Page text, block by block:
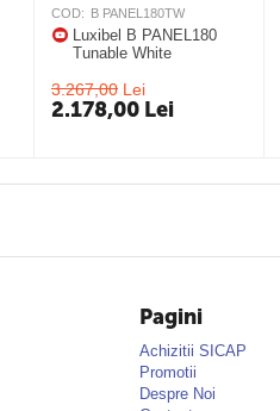
COD: B PANEL180TW
Luxibel B PANEL180
Tunable White
3.267,00 Lei
2.178,00 Lei
Pagini
Achizitii SICAP
Promotii
Despre Noi